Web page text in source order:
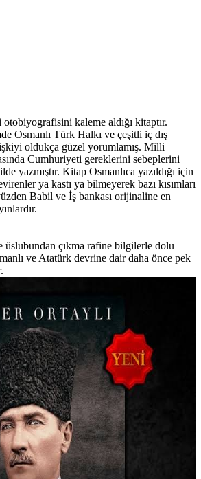
kaleme aldığı kitaptır.
Osmanlı Türk Halkı ve çeşitli iç dış
oldukça güzel yorumlamış. Milli
Cumhuriyeti gereklerini sebeplerini
yazmıştır. Kitap Osmanlıca yazıldığı için
ya kastı ya bilmeyerek bazı kısımları
Babil ve İş bankası orijinaline en
üslubundan çıkma rafine bilgilerle dolu
ve Atatürk devrine dair daha önce pek